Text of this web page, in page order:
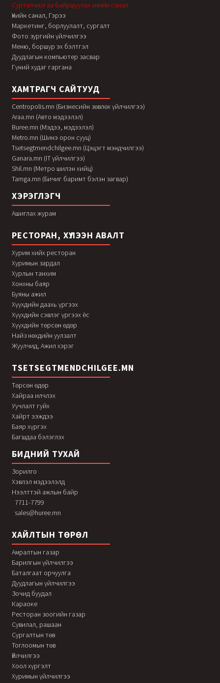
Сурталчилгаа байршуулах үнийн санал
Үнийн санал, Гэрээ
Маркетинг, борлуулалт, сургалт
Фото зургийн үйлчилгээ
Меню, боршур эх бэлтгэл
Дуудлагын компьютер засвар
Гүний худаг гаргана
ХАМТРАГЧ САЙТУУД
Centropolis.mn (Бизнесийн зөвлөх үйлчилгээ)
Araa.mn (Авто мэдээлэл)
Buree.mn (Мэдээ, мэдээлэл)
Metro.mn (Шинэ орон сууц)
Tsetsegtmendchilgee.mn (Цэцэгт мэндчилгээ)
Ganara.mn (IT үйлчилгээ)
Shil.mn (Метро шилэн хийц)
Tamga.mn (Бичиг баримт бэлэн загвар)
ХЭРЭГЛЭГЧ
Ашиглах журам
РЕСТОРАН, ХҮЛЭЭН АВАЛТ
Хурим хийх ресторан
Хуримын зардал
Хурлын танхим
Хонхны баяр
Буяны ажил
Хүүхдийн даахь үргээх
Хүүхдийн сэвлэг үргээх ёс
Хүүхдийн төрсөн өдөр
Найз нөхдийн уулзалт
Жуулчид, Ажил хэрэг
TSETSEGTMENDCHILGEE.MN
Төрсөн өдөр
Хайраа илчлэх
Уучлалт гуйх
Хайрт ээждээ
Баяр хүргэх
Багшдаа бэлэглэх
БИДНИЙ ТУХАЙ
Зорилго
Хэвлэл мэдээлэлд
Нээлттэй ажлын байр
7711-7799
sales@huree.mn
ХАЙЛТЫН ТӨРӨЛ
Амралтын газар
Барилгын үйлчилгээ
Баталгаат орчуулга
Дуудлагын үйлчилгээ
Зочид буудал
Караоке
Ресторан зоогийн газар
Сувилал, рашаан
Сургалтын төв
Тоглоомын төв
Үйлчилгээ
Хоол хүргэлт
Хуримын үйлчилгээ